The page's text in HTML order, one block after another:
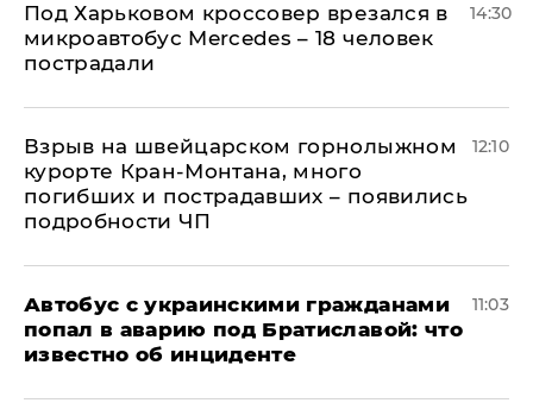
Под Харьковом кроссовер врезался в
микроавтобус Mercedes – 18 человек
пострадали
14:30
Взрыв на швейцарском горнолыжном
курорте Кран-Монтана, много
погибших и пострадавших – появились
подробности ЧП
12:10
Автобус с украинскими гражданами
попал в аварию под Братиславой: что
известно об инциденте
11:03